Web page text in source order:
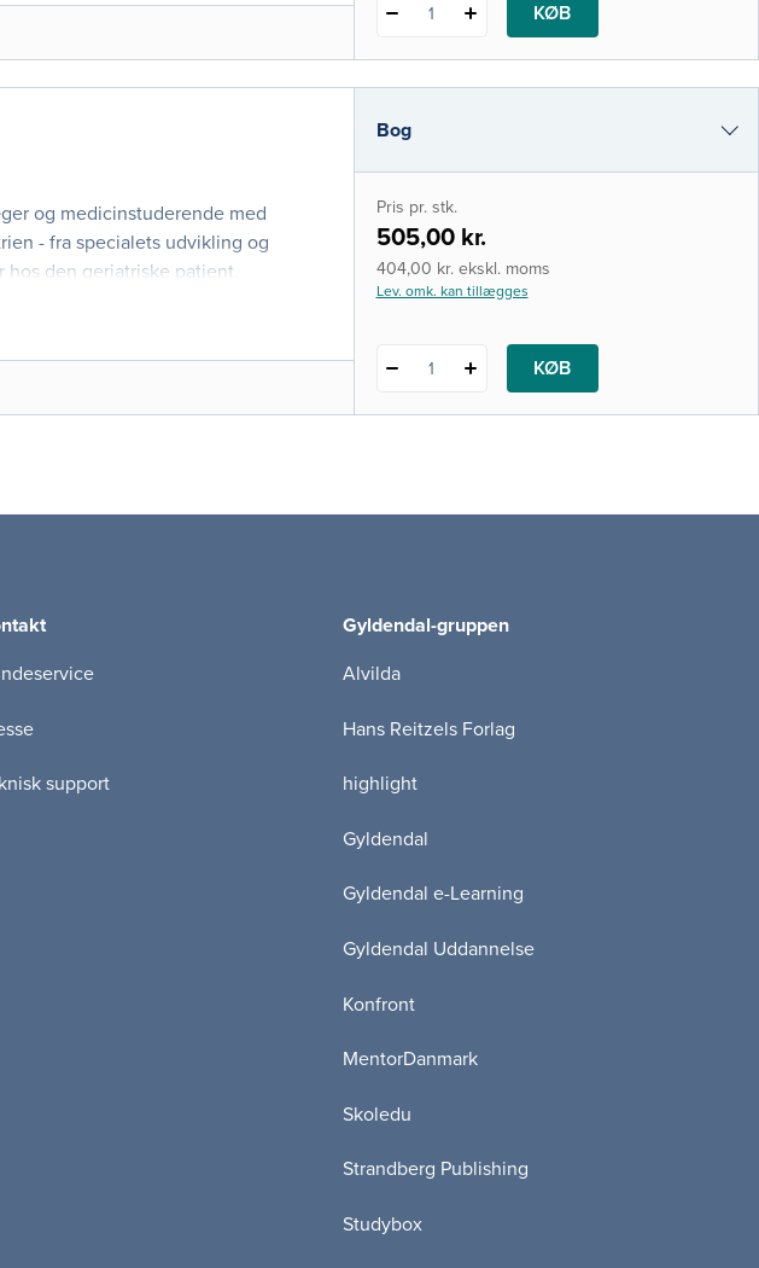
1 KØB
og medicinstuderende med
- fra specialets udvikling og
den geriatriske patient.
Bog
i-bog
Pris pr. stk.
505,00 kr.
404,00 kr. ekskl. moms
Lev. omk. kan tillægges
1 KØB
support
Gyldendal-gruppen
Alvilda
Hans Reitzels Forlag
highlight
Gyldendal
Gyldendal e-Learning
Gyldendal Uddannelse
Konfront
MentorDanmark
Skoledu
Strandberg Publishing
Studybox